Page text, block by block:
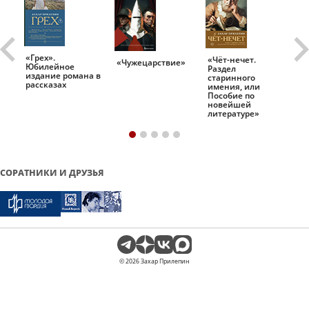
«Грех».
Юбилейное
издание романа в
рассказах
«Чужецарствие» «Чёт-нечет.
Раздел
старинного
имения, или
Пособие по
новейшей
литературе»
СОРАТНИКИ И ДРУЗЬЯ
© 2026 Захар Прилепин